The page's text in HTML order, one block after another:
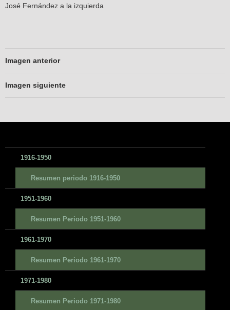
José Fernández a la izquierda
Imagen anterior
Imagen siguiente
1916-1950
Resumen periodo 1916-1950
1951-1960
Resumen Periodo 1951-1960
1961-1970
Resumen Periodo 1961-1970
1971-1980
Resumen Periodo 1971-1980